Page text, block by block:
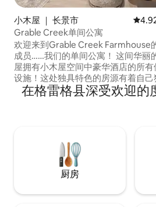
小木屋 ｜ 长景市 平均
Grable Creek单间公寓
欢迎来到Grable Creek Farmhouse
成员……我们的单间公寓！ 这间华丽
屋拥有小木屋空间中豪华酒店的所有
设施！这处独具特色的房源有着自己
无二的风格，采用波西米亚折中装饰
落在松林中心，是Grable Creek农舍
郁郁葱葱的花园。
在格雷格县深受欢迎的
厨房